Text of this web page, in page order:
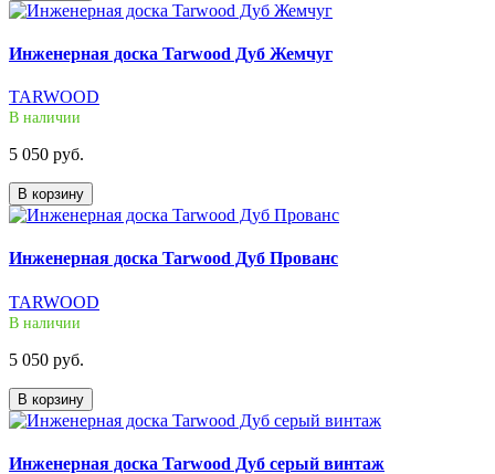
Инженерная доска Tarwood Дуб Жемчуг
TARWOOD
В наличии
5 050 руб.
В корзину
Инженерная доска Tarwood Дуб Прованс
TARWOOD
В наличии
5 050 руб.
В корзину
Инженерная доска Tarwood Дуб серый винтаж